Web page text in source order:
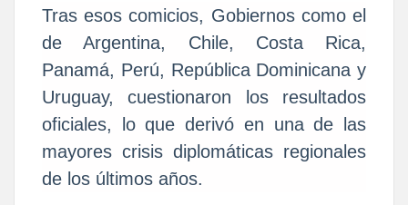
Tras esos comicios, Gobiernos como el
de Argentina, Chile, Costa Rica,
Panamá, Perú, República Dominicana y
Uruguay, cuestionaron los resultados
oficiales, lo que derivó en una de las
mayores crisis diplomáticas regionales
de los últimos años.